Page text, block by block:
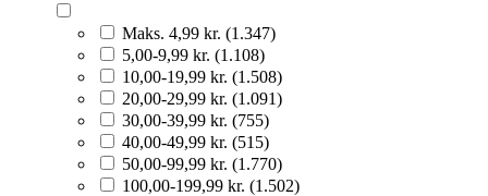
Maks. 4,99 kr. (1.347)
5,00-9,99 kr. (1.108)
10,00-19,99 kr. (1.508)
20,00-29,99 kr. (1.091)
30,00-39,99 kr. (755)
40,00-49,99 kr. (515)
50,00-99,99 kr. (1.770)
100,00-199,99 kr. (1.502)